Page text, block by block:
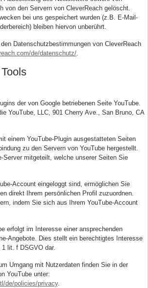
von den Servern von CleverReach gelöscht.
bei uns gespeichert wurden (z.B. E-Mail-
bleiben hiervon unberührt.
Datenschutzbestimmungen von CleverReach
de/datenschutz/.
der von Google betriebenen Seite YouTube.
YouTube, LLC, 901 Cherry Ave., San Bruno, CA
einem YouTube-Plugin ausgestatteten Seiten
zu den Servern von YouTube hergestellt.
Server mitgeteilt, welche unserer Seiten Sie
Account eingeloggt sind, ermöglichen Sie
direkt Ihrem persönlichen Profil zuzuordnen.
indem Sie sich aus Ihrem YouTube-Account
erfolgt im Interesse einer ansprechenden
Angebote. Dies stellt ein berechtigtes Interesse
lit. f DSGVO dar.
Umgang mit Nutzerdaten finden Sie in der
YouTube unter:
de/policies/privacy.